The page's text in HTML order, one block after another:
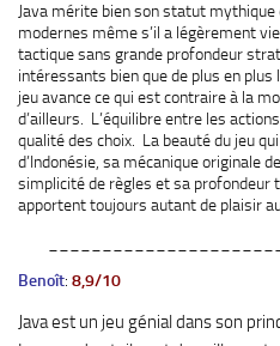
Java mérite bien son statut mythique
modernes même s’il a légèrement
tactique sans grande profondeur
intéressants bien que de plus en
jeu avance ce qui est contraire à la
d’ailleurs. L’équilibre entre les
qualité des choix. La beauté du jeu
d’Indonésie, sa mécanique originale
simplicité de règles et sa profondeur
apportent toujours autant de plaisir
Benoît: 8,9/10
Java est un jeu génial dans son